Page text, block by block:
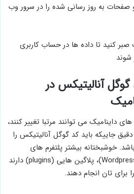
و صفحات به­ روز رسانی شده را در سرور وب
24 تا 48 ساعت صبر کنید تا داد­ه­ ها در حساب کاربری
شوند
آنالیتیکس در
داینامیک می ­توانند مرتبا تغییر کنند،
جایی­که باید کد گوگل آنالیتیکس را
خوش­بختانه بیشتر پلتفرم­ های
داینامیک مانند وردپرس (Wordpress)، پلاگین ­هایی (plugins) دارند
برای تان انجام دهند.